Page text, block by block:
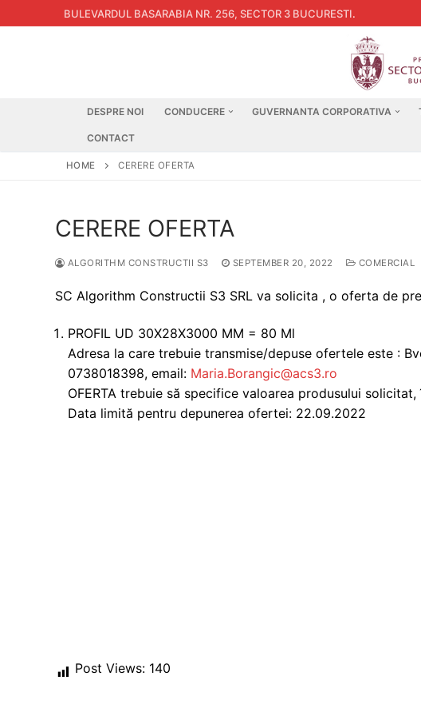
to
BULEVARDUL BASARABIA NR. 256, SECTOR 3 BUCURESTI.
DESPRE NOI CONDUCERE GUVERNANTA CORPORATIVA
CONTACT
HOME CERERE OFERTA
CERERE OFERTA
ALGORITHM CONSTRUCTII S3 SEPTEMBER 20, 2022 COMERCIAL
SC Algorithm Constructii S3 SRL va solicita , o oferta de
PROFIL UD 30X28X3000 MM = 80 Ml
Adresa la care trebuie transmise/depuse ofertele este :
0738018398, email: Maria.Borangic@acs3.ro
OFERTA trebuie să specifice valoarea produsului solicitat,
Data limită pentru depunerea ofertei: 22.09.2022
Post Views: 140